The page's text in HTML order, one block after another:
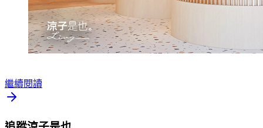
繼續閱讀